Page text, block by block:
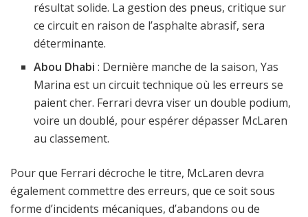
résultat solide. La gestion des pneus, critique sur
ce circuit en raison de l’asphalte abrasif, sera
déterminante.
Abou Dhabi : Dernière manche de la saison, Yas
Marina est un circuit technique où les erreurs se
paient cher. Ferrari devra viser un double podium,
voire un doublé, pour espérer dépasser McLaren
au classement.
Pour que Ferrari décroche le titre, McLaren devra
également commettre des erreurs, que ce soit sous
forme d’incidents mécaniques, d’abandons ou de